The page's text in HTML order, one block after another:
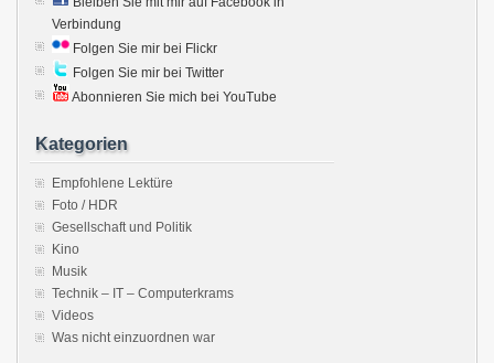
Verbindung
Folgen Sie mir bei Flickr
Folgen Sie mir bei Twitter
Abonnieren Sie mich bei YouTube
Kategorien
Empfohlene Lektüre
Foto / HDR
Gesellschaft und Politik
Kino
Musik
Technik – IT – Computerkrams
Videos
Was nicht einzuordnen war